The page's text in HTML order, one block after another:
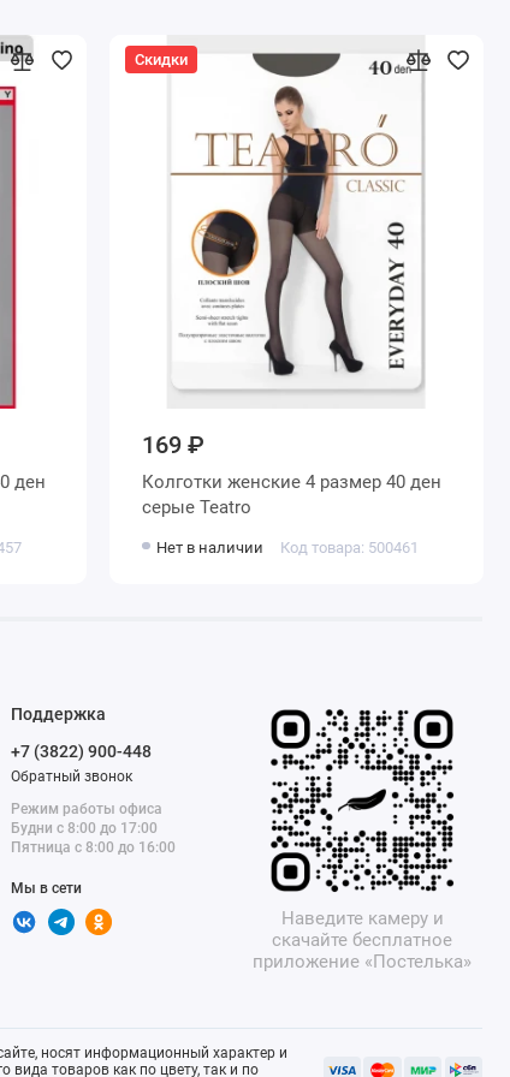
Скидки
169 ₽
Колготки женские 4 размер 40 ден
серые Teatro
Нет в наличии Код товара: 500461
Поддержка
+7 (3822) 900-448
Обратный звонок
Режим работы офиса
Будни с 8:00 до 17:00
Пятница с 8:00 до 16:00
Мы в сети
Наведите камеру и
скачайте бесплатное
приложение «Постелька»
носят информационный характер и
товаров как по цвету, так и по